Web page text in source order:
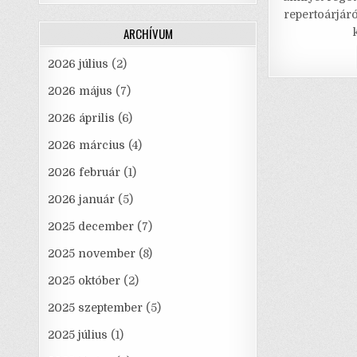
b
o
ARCHÍVUM
2026 július (2)
2026 május (7)
2026 április (6)
2026 március (4)
2026 február (1)
2026 január (5)
2025 december (7)
2025 november (8)
2025 október (2)
2025 szeptember (5)
2025 július (1)